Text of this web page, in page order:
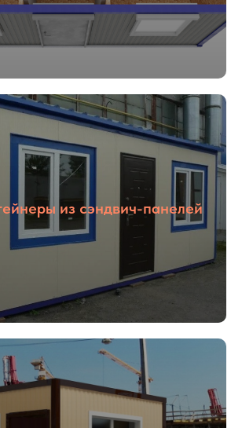
из сэндвич-панелей